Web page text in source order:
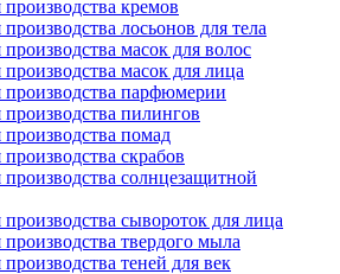
кремов
лосьонов для тела
масок для волос
масок для лица
парфюмерии
пилингов
помад
скрабов
солнцезащитной
сывороток для лица
твердого мыла
теней для век